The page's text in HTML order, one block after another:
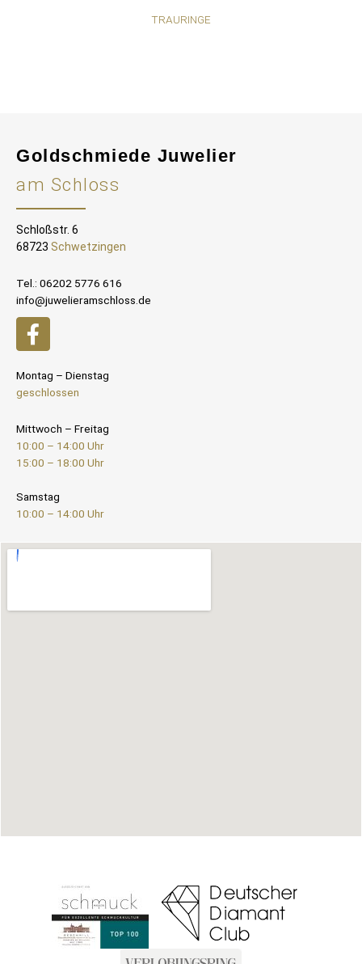
TRAURINGE
Goldschmiede Juwelier
am Schloss
Schloßstr. 6
68723 Schwetzingen
Tel.: 06202 5776 616
info@juwelieramschloss.de
Montag – Dienstag
geschlossen
Mittwoch – Freitag
10:00 – 14:00 Uhr
15:00 – 18:00 Uhr
Samstag
10:00 – 14:00 Uhr